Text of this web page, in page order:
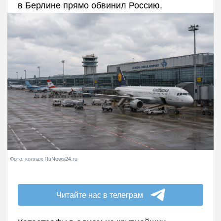
в Берлине прямо обвинил Россию.
Фото: коллаж RuNews24.ru
Читайте нас в телеграм